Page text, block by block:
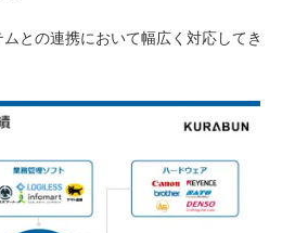
ムとの連携において幅広く対応してき